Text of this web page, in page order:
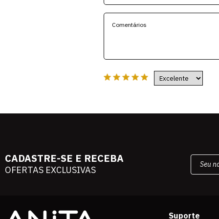
CADASTRE-SE E RECEBA
OFERTAS EXCLUSIVAS
Suporte